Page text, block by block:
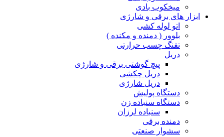
میخکوب بادی
ابزار های برقی و شارژی
اتو لوله کشی
بلوور ( دمنده و مکنده )
تفنگ چسب حرارتی
دریل
پیچ گوشتی برقی و شارژی
دریل چکشی
دریل شارژی
دستگاه پولیش
دستگاه سنباده زن
سنباده لرزان
دمنده برقی
سشوار صنعتی